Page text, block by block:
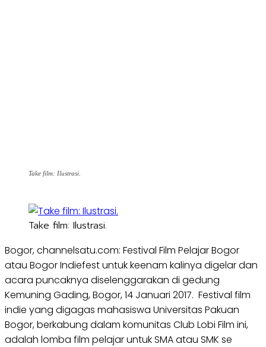
Take film: Ilustrasi.
Take film: Ilustrasi.
Bogor, channelsatu.com: Festival Film Pelajar Bogor
atau Bogor Indiefest untuk keenam kalinya digelar dan
acara puncaknya diselenggarakan di gedung
Kemuning Gading, Bogor, 14 Januari 2017. Festival film
indie yang digagas mahasiswa Universitas Pakuan
Bogor, berkabung dalam komunitas Club Lobi Film ini,
adalah lomba film pelajar untuk SMA atau SMK se